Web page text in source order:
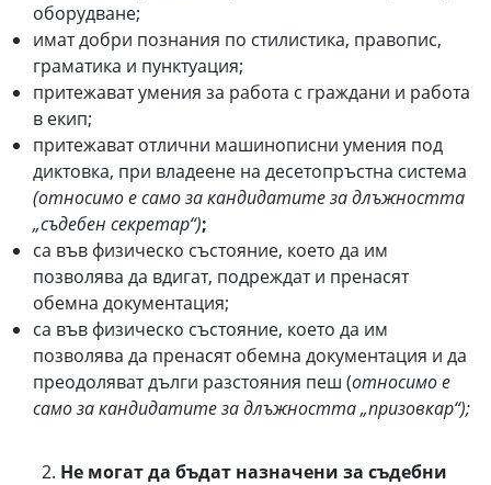
оборудване;
имат добри познания по стилистика, правопис,
граматика и пунктуация;
притежават умения за работа с граждани и работа
в екип;
притежават отлични машинописни умения под
диктовка, при владеене на десетопръстна система
(относимо е само за кандидатите за длъжността
„съдебен секретар“);
са във физическо състояние, което да им
позволява да вдигат, подреждат и пренасят
обемна документация;
са във физическо състояние, което да им
позволява да пренасят обемна документация и да
преодоляват дълги разстояния пеш (относимо е
само за кандидатите за длъжността „призовкар“);
Не могат да бъдат назначени за съдебни